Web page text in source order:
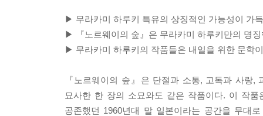
▶ 무라카미 하루키 특유의 상징적인 가능성이 가
▶ 『노르웨이의 숲』은 무라카미 하루키만의 명
▶ 무라카미 하루키의 작품들은 내일을 위한 문학
『노르웨이의 숲』은 단절과 소통, 고독과 사랑
묘사한 한 장의 소묘와도 같은 작품이다. 이 작
공존했던 1960년대 말 일본이라는 공간을 무대